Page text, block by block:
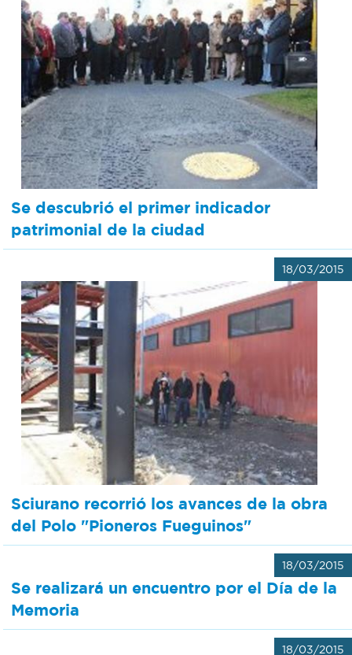
Se descubrió el primer indicador
patrimonial de la ciudad
18/03/2015
Sciurano recorrió los avances de la obra
del Polo "Pioneros Fueguinos"
18/03/2015
Se realizará un encuentro por el Día de la
Memoria
18/03/2015